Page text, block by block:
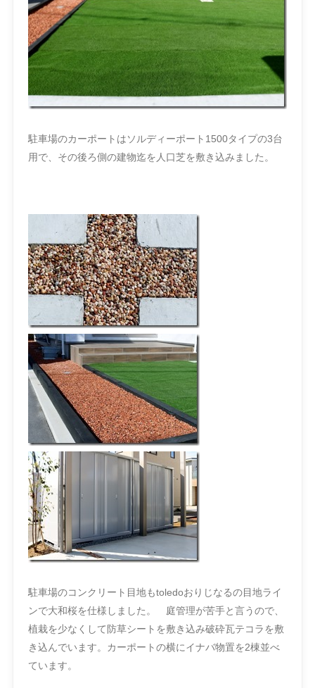
駐車場のカーポートはソルディーポート1500タイプの3台
用で、その後ろ側の建物迄を人口芝を敷き込みました。
駐車場のコンクリート目地もtoledoおりじなるの目地ライ
ンで大和桜を仕様しました。 庭管理が苦手と言うので、
植栽を少なくして防草シートを敷き込み破砕瓦テコラを敷
き込んでいます。カーポートの横にイナバ物置を2棟並べ
ています。